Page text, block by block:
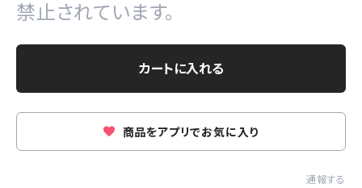
禁止されています。
カートに入れる
商品をアプリでお気に入り
通報する